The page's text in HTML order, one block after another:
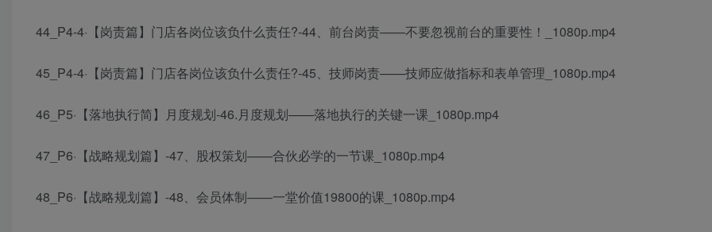
44_P4-4·【岗责篇】门店各岗位该负什么责任?-44、前台岗责——不要忽视前台的重要性！_1080p.mp4
45_P4-4·【岗责篇】门店各岗位该负什么责任?-45、技师岗责——技师应做指标和表单管理_1080p.mp4
46_P5·【落地执行简】月度规划-46.月度规划——落地执行的关键一课_1080p.mp4
47_P6·【战略规划篇】-47、股权策划——合伙必学的一节课_1080p.mp4
48_P6·【战略规划篇】-48、会员体制——一堂价值19800的课_1080p.mp4